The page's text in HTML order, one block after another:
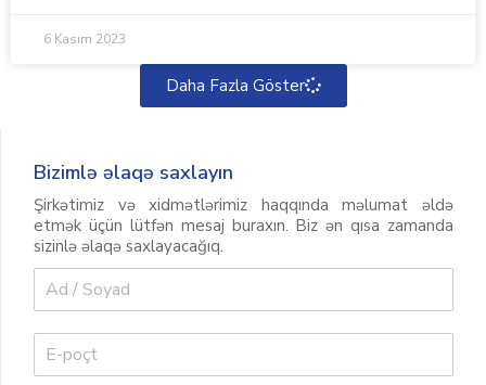
6 Kasım 2023
Daha Fazla Göster
Bizimlə əlaqə saxlayın
Şirkətimiz və xidmətlərimiz haqqında məlumat əldə
etmək üçün lütfən mesaj buraxın. Biz ən qısa zamanda
sizinlə əlaqə saxlayacağıq.